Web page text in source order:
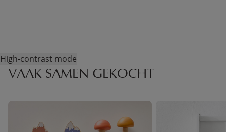
High-contrast mode
VAAK SAMEN GEKOCHT